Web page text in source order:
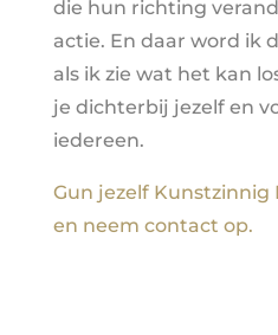
die hun richting
actie. En daar word ik
als ik zie wat het kan
je dichterbij jezelf en
iedereen.
Gun jezelf Kunstzinnig
en neem contact op.